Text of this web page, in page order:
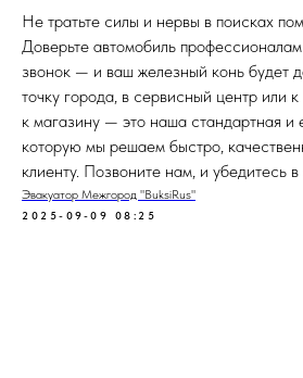
Не тратьте силы и нервы в поисках
Доверьте автомобиль
звонок — и ваш железный конь будет
точку города, в сервисный центр или
к магазину — это наша стандартная и
которую мы решаем быстро,
клиенту. Позвоните нам, и убедитесь в
Эвакуатор Межгород "BuksiRus"
2025-09-09 08:25